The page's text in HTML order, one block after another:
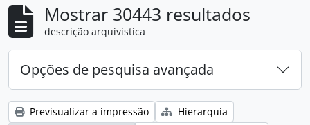
Mostrar 30443 resultados
descrição arquivística
Opções de pesquisa avançada
Previsualizar a impressão
Hierarquia